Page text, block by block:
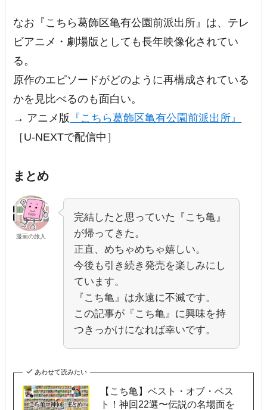
なお『こちら葛飾区亀有公園前派出所』は、テレ
ビアニメ・劇場版としても長年映像化されてい
る。
原作のエピソードがどのように再構成されている
かを見比べるのも面白い。
→ アニメ版
『こちら葛飾区亀有公園前派出所』
［U-NEXTで配信中］
まとめ
漫画の旅人
完結したと思っていた『こち亀』
が帰ってきた。
正直、めちゃめちゃ嬉しい。
今後も引き続き発売を楽しみにし
ています。
『こち亀』は永遠に不滅です。
この記事が『こち亀』に興味を持
つきっかけになれば幸いです。
あわせて読みたい
【こち亀】ベスト・オブ・ベス
ト！神回22選〜伝説の名場面を